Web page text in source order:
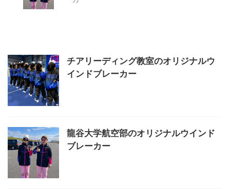
お話を伺ったところ、以下のよう
たい。特に大小水玉を組み合わせ
たクレイジードットはほとんど売
ってないので、自由なデザインで
ウインドブレーカーを依頼できる
クティビティでの使用も可能で
す。思い入れのあるデザインの再
現と実用性を兼ねたセットアップ
チアリーディング教室のオリジナルウ
インドブレーカー
龍谷大学航空部のオリジナルウインド
ブレーカー